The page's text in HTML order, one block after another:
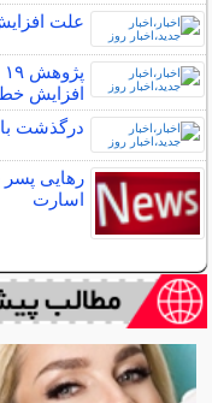
علت افزایش ۵۰ درصدی قیمت پلاستیک
افزایش
درگذشت
اسارت